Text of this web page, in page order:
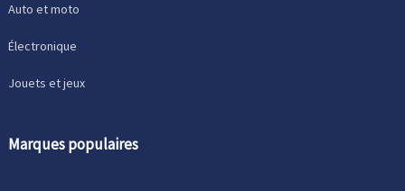
Auto et moto
Électronique
Jouets et jeux
Marques populaires